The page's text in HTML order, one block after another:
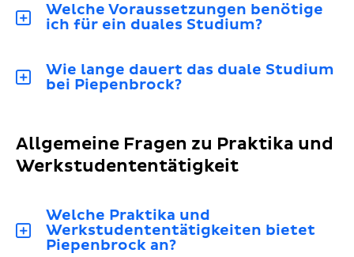
Welche Voraussetzungen benötige
ich für ein duales Studium?
Wie lange dauert das duale Studium
bei Piepenbrock?
Allgemeine Fragen zu Praktika und
Werkstudententätigkeit
Welche Praktika und
Werkstudententätigkeiten bietet
Piepenbrock an?